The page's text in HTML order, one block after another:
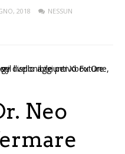
2018
NESSUN
Neo